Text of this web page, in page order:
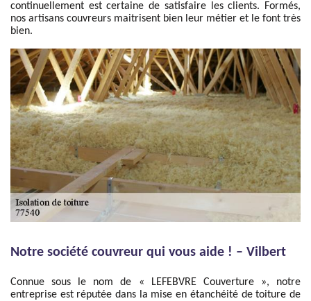
continuellement est certaine de satisfaire les clients. Formés,
nos artisans couvreurs maitrisent bien leur métier et le font très
bien.
Notre société couvreur qui vous aide ! – Vilbert
Connue sous le nom de « LEFEBVRE Couverture », notre
entreprise est réputée dans la mise en étanchéité de toiture de